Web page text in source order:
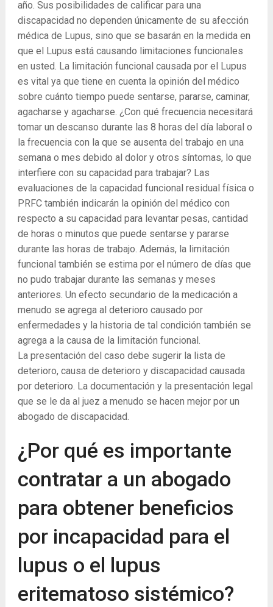
año. Sus posibilidades de calificar para una
discapacidad no dependen únicamente de su afección
médica de Lupus, sino que se basarán en la medida en
que el Lupus está causando limitaciones funcionales
en usted. La limitación funcional causada por el Lupus
es vital ya que tiene en cuenta la opinión del médico
sobre cuánto tiempo puede sentarse, pararse, caminar,
agacharse y agacharse. ¿Con qué frecuencia necesitará
tomar un descanso durante las 8 horas del día laboral o
la frecuencia con la que se ausenta del trabajo en una
semana o mes debido al dolor y otros síntomas, lo que
interfiere con su capacidad para trabajar? Las
evaluaciones de la capacidad funcional residual física o
PRFC también indicarán la opinión del médico con
respecto a su capacidad para levantar pesas, cantidad
de horas o minutos que puede sentarse y pararse
durante las horas de trabajo. Además, la limitación
funcional también se estima por el número de días que
no pudo trabajar durante las semanas y meses
anteriores. Un efecto secundario de la medicación a
menudo se agrega al deterioro causado por
enfermedades y la historia de tal condición también se
agrega a la causa de la limitación funcional.
La presentación del caso debe sugerir la lista de
deterioro, causa de deterioro y discapacidad causada
por deterioro. La documentación y la presentación legal
que se le da al juez a menudo se hacen mejor por un
abogado de discapacidad.
¿Por qué es importante
contratar a un abogado
para obtener beneficios
por incapacidad para el
lupus o el lupus
eritematoso sistémico?